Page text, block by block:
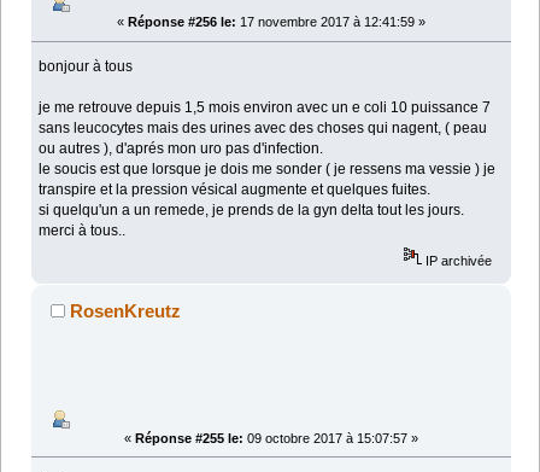
« Réponse #256 le: 17 novembre 2017 à 12:41:59 »
bonjour à tous
je me retrouve depuis 1,5 mois environ avec un e coli 10 puissance 7
sans leucocytes mais des urines avec des choses qui nagent, ( peau
ou autres ), d'aprés mon uro pas d'infection.
le soucis est que lorsque je dois me sonder ( je ressens ma vessie ) je
transpire et la pression vésical augmente et quelques fuites.
si quelqu'un a un remede, je prends de la gyn delta tout les jours.
merci à tous..
IP archivée
RosenKreutz
« Réponse #255 le: 09 octobre 2017 à 15:07:57 »